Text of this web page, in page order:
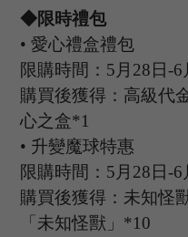
◆限時禮包
• 愛心禮盒禮包
限購時間： 5 月 28日-6
購買後獲得： 高級代
心之盒*1
• 升變魔球特惠
限購時間： 5 月 28日-6
購買後獲得：未知怪
「未知怪獸」 *10